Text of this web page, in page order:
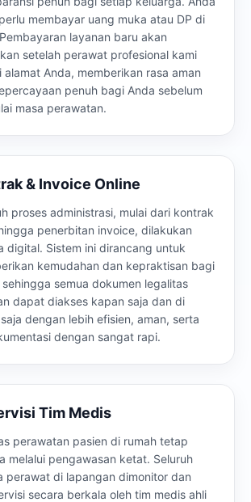
membayar uang muka atau DP di
layanan baru akan
setelah perawat profesional kami
alamat Anda, memberikan rasa aman
penuh bagi Anda sebelum
masa perawatan.
& Invoice Online
proses administrasi, mulai dari kontrak
penerbitan invoice, dilakukan
digital. Sistem ini dirancang untuk
kemudahan dan kepraktisan bagi
sehingga semua dokumen legalitas
dapat diakses kapan saja dan di
dengan lebih efisien, aman, serta
dengan sangat rapi.
Tim Medis
perawatan pasien di rumah tetap
melalui pengawasan ketat. Seluruh
perawat di lapangan dimonitor dan
secara berkala oleh tim medis ahli